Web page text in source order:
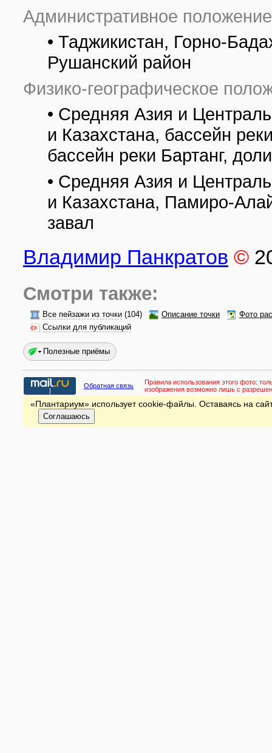
Административное
• Таджикистан, Горно-
Рушанский район
Физико-географическое
• Средняя Азия и
и Казахстана, бассейн
бассейн реки Бартанг,
• Средняя Азия и
и Казахстана, Памиро-
завал
Владимир Панкратов ©
Смотри также:
Все пейзажи из точки (104) Описание точки
Фото
Ссылки для публикаций
Полезные приёмы
Обратная связь Правила использования этого фото:
изображения возможно лишь с
«Плантариум» использует cookie-файлы. Оставаясь на
Соглашаюсь